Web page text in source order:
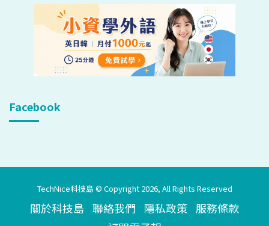
Facebook
TechNice科技島 © Copyright 2026, All Rights Reserved
關於科技島 聯絡我們 隱私政策 服務條款